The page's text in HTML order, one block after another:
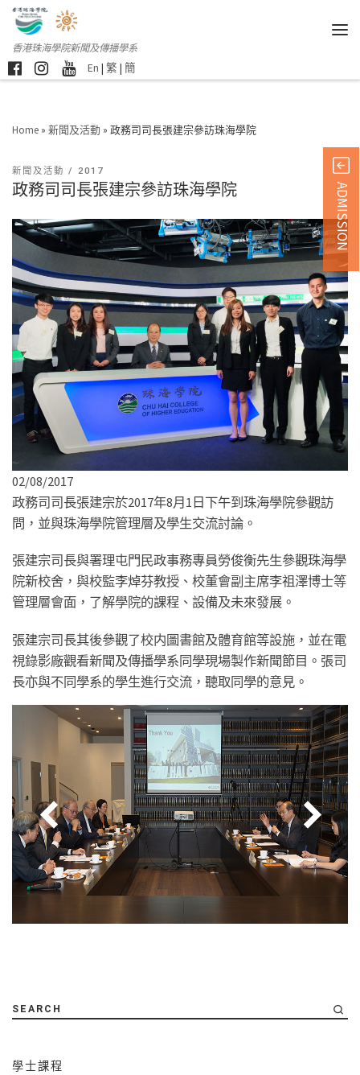
香港珠海學院新聞及傳播學系
En | 繁 | 簡
Home » 新聞及活動 » 政務司司長張建宗參訪珠海學院
新聞及活動 2017
政務司司長張建宗參訪珠海學院
02/08/2017
政務司司長張建宗於2017年8月1日下午到珠海學院參觀訪
問，並與珠海學院管理層及學生交流討論。
張建宗司長與署理屯門民政事務專員勞俊衡先生參觀珠海學
院新校舍，與校監李焯芬教授、校董會副主席李祖澤博士等
管理層會面，了解學院的課程、設備及未來發展。
張建宗司長其後參觀了校内圖書館及體育館等設施，並在電
視錄影廠觀看新聞及傳播學系同學現場製作新聞節目。張司
長亦與不同學系的學生進行交流，聽取同學的意見。
SEARCH
學士課程
ADMISSION